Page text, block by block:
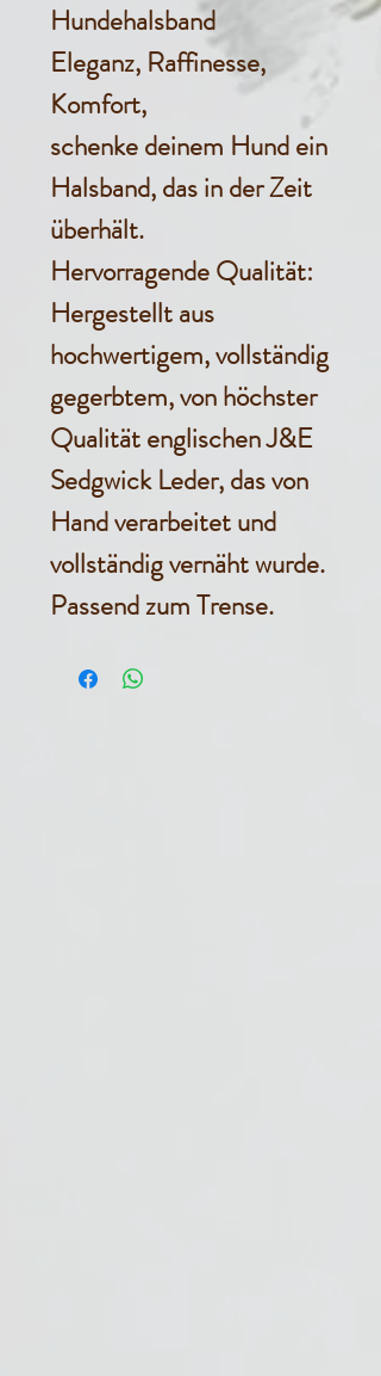
Hundehalsband
Eleganz, Raffinesse,
Komfort,
schenke deinem Hund ein
Halsband, das in der Zeit
überhält.
Hervorragende Qualität:
Hergestellt aus
hochwertigem, vollständig
gegerbtem, von höchster
Qualität englischen J&E
Sedgwick Leder, das von
Hand verarbeitet und
vollständig vernäht wurde.
Passend zum Trense.